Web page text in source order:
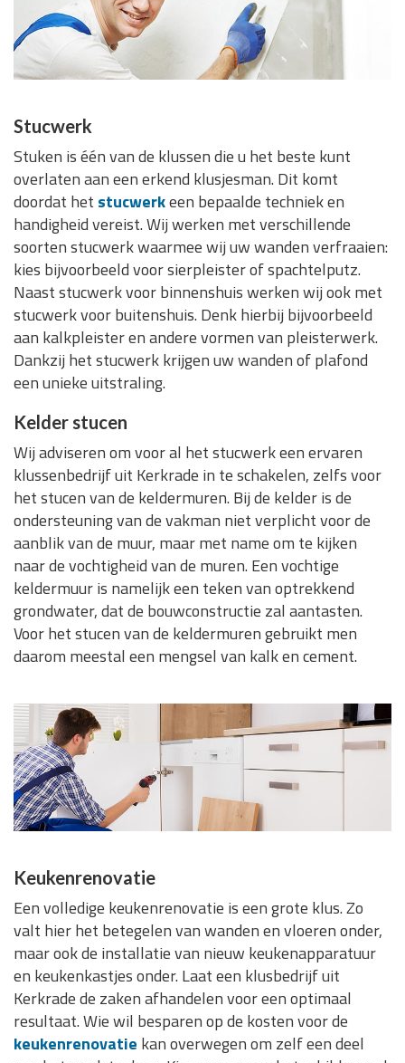
Stucwerk
Stuken is één van de klussen die u het beste kunt
overlaten aan een erkend klusjesman. Dit komt
doordat het stucwerkeen bepaalde techniek en
handigheid vereist. Wij werken met verschillende
soorten stucwerk waarmee wij uw wanden verfraaien:
kies bijvoorbeeld voor sierpleister of spachtelputz.
Naast stucwerk voor binnenshuis werken wij ook met
stucwerk voor buitenshuis. Denk hierbij bijvoorbeeld
aan kalkpleister en andere vormen van pleisterwerk.
Dankzij het stucwerk krijgen uw wanden of plafond
een unieke uitstraling.
Kelder stucen
Wij adviseren om voor al het stucwerk een ervaren
klussenbedrijf uit Kerkrade in te schakelen, zelfs voor
het stucen van de keldermuren. Bij de kelder is de
ondersteuning van de vakman niet verplicht voor de
aanblik van de muur, maar met name om te kijken
naar de vochtigheid van de muren. Een vochtige
keldermuur is namelijk een teken van optrekkend
grondwater, dat de bouwconstructie zal aantasten.
Voor het stucen van de keldermuren gebruikt men
daarom meestal een mengsel van kalk en cement.
Keukenrenovatie
Een volledige keukenrenovatie is een grote klus. Zo
valt hier het betegelen van wanden en vloeren onder,
maar ook de installatie van nieuw keukenapparatuur
en keukenkastjes onder. Laat een klusbedrijf uit
Kerkrade de zaken afhandelen voor een optimaal
resultaat. Wie wil besparen op de kosten voor de
keukenrenovatie kan overwegen om zelf een deel